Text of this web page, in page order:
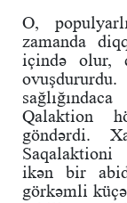
O,
zamanda
içində olur,
Qalaktion
göndərdi.
Saqalaktioni
ikən bir
görkəmli